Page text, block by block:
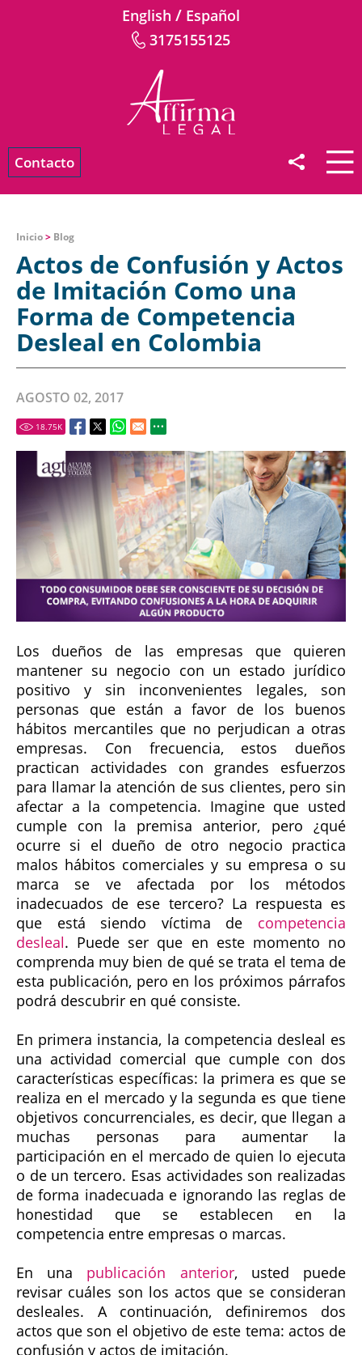
English / Español
3175155125
Contacto
Inicio> Blog
Actos de Confusión y Actos
de Imitación Como una
Forma de Competencia
Desleal en Colombia
AGOSTO 02, 2017
18.75K
Los dueños de las empresas que quieren
mantener su negocio con un estado jurídico
positivo y sin inconvenientes legales, son
personas que están a favor de los buenos
hábitos mercantiles que no perjudican a otras
empresas. Con frecuencia, estos dueños
practican actividades con grandes esfuerzos
para llamar la atención de sus clientes, pero sin
afectar a la competencia. Imagine que usted
cumple con la premisa anterior, pero ¿qué
ocurre si el dueño de otro negocio practica
malos hábitos comerciales y su empresa o su
marca se ve afectada por los métodos
inadecuados de ese tercero? La respuesta es
que está siendo víctima de competencia
desleal. Puede ser que en este momento no
comprenda muy bien de qué se trata el tema de
esta publicación, pero en los próximos párrafos
podrá descubrir en qué consiste.
En primera instancia, la competencia desleal es
una actividad comercial que cumple con dos
características específicas: la primera es que se
realiza en el mercado y la segunda es que tiene
objetivos concurrenciales, es decir, que llegan a
muchas personas para aumentar la
participación en el mercado de quien lo ejecuta
o de un tercero. Esas actividades son realizadas
de forma inadecuada e ignorando las reglas de
honestidad que se establecen en la
competencia entre empresas o marcas.
En una publicación anterior, usted puede
revisar cuáles son los actos que se consideran
desleales. A continuación, definiremos dos
actos que son el objetivo de este tema: actos de
confusión y actos de imitación.